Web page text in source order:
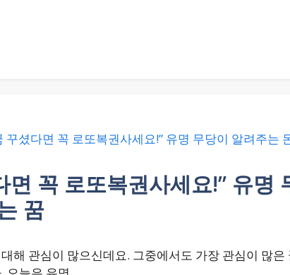
면 꼭 로또복권사세요!” 유명
꿈
해 관심이 많으신데요. 그중에서도 가장 관심이 많